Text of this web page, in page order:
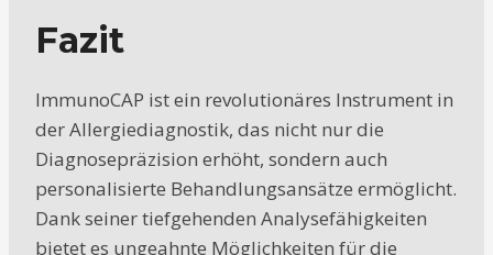
Fazit
ImmunoCAP ist ein revolutionäres Instrument in
der Allergiediagnostik, das nicht nur die
Diagnosepräzision erhöht, sondern auch
personalisierte Behandlungsansätze ermöglicht.
Dank seiner tiefgehenden Analysefähigkeiten
bietet es ungeahnte Möglichkeiten für die